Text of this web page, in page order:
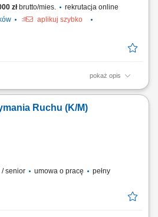
złbrutto/mies.
rekrutacja online
aplikuj szybko
pokaż opis
spawania konstrukcji stalowych
realizacja spoin pachwinowych (FW),
z wymaganiami technicznymi.
Ruchu (K/M)
/ senior umowa o pracę
pełny